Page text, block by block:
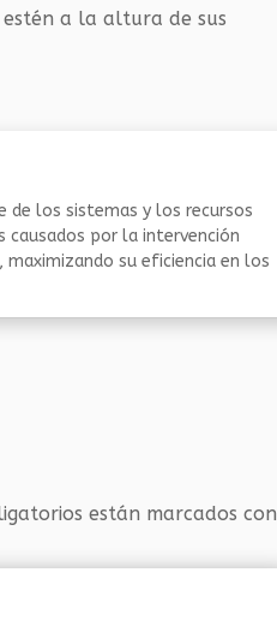
a la altura de sus
de los sistemas y los recursos
por la intervención
su eficiencia en los
están marcados con